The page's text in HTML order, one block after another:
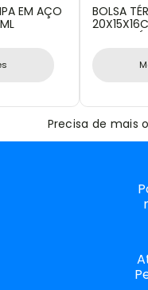
EM AÇO
BOLSA
20X15X16CM
Precisa de mais